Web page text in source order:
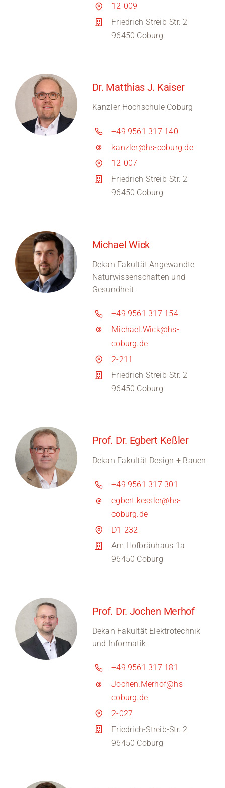
12-009
Friedrich-Streib-Str. 2
96450 Coburg
Dr. Matthias J. Kaiser
Kanzler Hochschule Coburg
+49 9561 317 140
kanzler@hs-coburg.de
12-007
Friedrich-Streib-Str. 2
96450 Coburg
Michael Wick
Dekan Fakultät Angewandte
Naturwissenschaften und
Gesundheit
+49 9561 317 154
Michael.Wick@hs-
coburg.de
2-211
Friedrich-Streib-Str. 2
96450 Coburg
Prof. Dr. Egbert Keßler
Dekan Fakultät Design + Bauen
+49 9561 317 301
egbert.kessler@hs-
coburg.de
D1-232
Am Hofbräuhaus 1a
96450 Coburg
Prof. Dr. Jochen Merhof
Dekan Fakultät Elektrotechnik
und Informatik
+49 9561 317 181
Jochen.Merhof@hs-
coburg.de
2-027
Friedrich-Streib-Str. 2
96450 Coburg